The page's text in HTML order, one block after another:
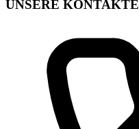
UNSERE KONTAKTE